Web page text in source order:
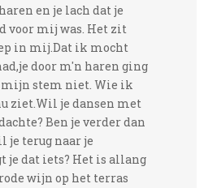
en je lach dat je
voor mij was. Het zit
in mij.Dat ik mocht
door m'n haren ging
mijn stem niet. Wie ik
ziet.Wil je dansen met
Ben je verder dan
je terug naar je
je dat iets? Het is allang
wijn op het terras